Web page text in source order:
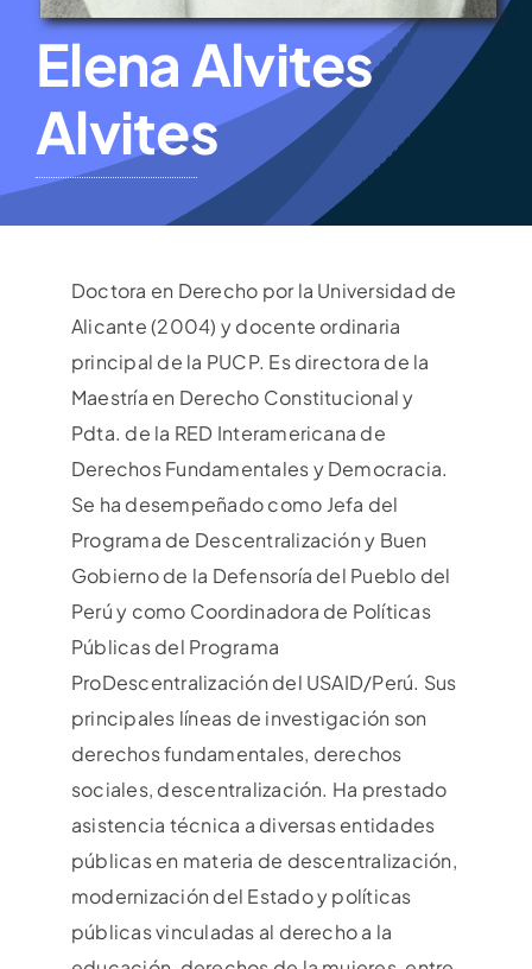
Elena Alvites
Alvites
Doctora en Derecho por la Universidad de
Alicante (2004) y docente ordinaria
principal de la PUCP. Es directora de la
Maestría en Derecho Constitucional y
Pdta. de la RED Interamericana de
Derechos Fundamentales y Democracia.
Se ha desempeñado como Jefa del
Programa de Descentralización y Buen
Gobierno de la Defensoría del Pueblo del
Perú y como Coordinadora de Políticas
Públicas del Programa
ProDescentralización del USAID/Perú. Sus
principales líneas de investigación son
derechos fundamentales, derechos
sociales, descentralización. Ha prestado
asistencia técnica a diversas entidades
públicas en materia de descentralización,
modernización del Estado y políticas
públicas vinculadas al derecho a la